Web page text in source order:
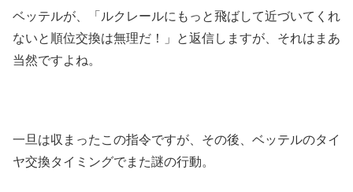
ベッテルが、「ルクレールにもっと飛ばして近づいてくれ
ないと順位交換は無理だ！」と返信しますが、それはまあ
当然ですよね。
一旦は収まったこの指令ですが、その後、ベッテルのタイ
ヤ交換タイミングでまた謎の行動。